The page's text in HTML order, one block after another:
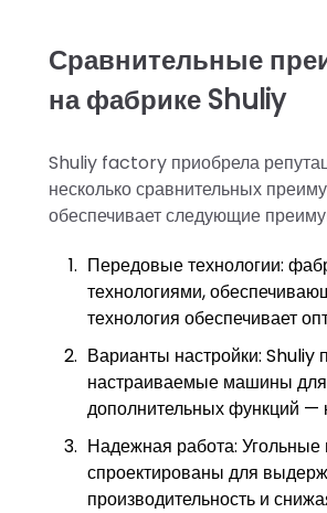
Сравнительные
на фабрике Shuliy
Shuliy factory приобрела
несколько сравнительных
обеспечивает следующие
Передовые технологии:
технологиями,
технология обеспечивает
Варианты настройки: Shuliy
настраиваемые машины для
дополнительных функций —
Надежная работа:
спроектированы для
производительность и